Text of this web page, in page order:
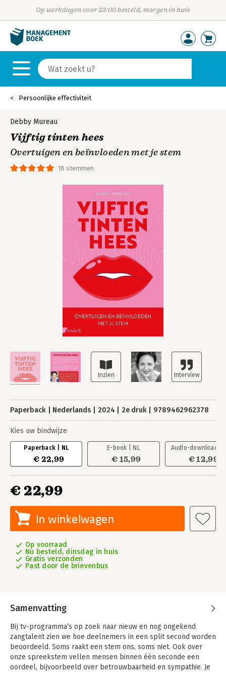
Op werkdagen voor 23:00 besteld, morgen in huis
Persoonlijke effectiviteit
18 stemmen
Debby Mureau
Vijftig tinten hees
Overtuigen en beïnvloeden met je stem
Paperback Nederlands 2024 2e druk 9789462962378
Kies uw bindwijze
Paperback | NL
€ 22,99
E-book | NL
€ 15,99
Audio-download |
€ 12,99
€ 22,99
In winkelwagen
Op voorraad
Nu besteld, dinsdag in huis
Gratis verzonden
Past door de brievenbus
Samenvatting
Bij tv-programma’s op zoek naar nieuw en nog ongekend
zangtalent zien we hoe deelnemers in een split second worden
beoordeeld. Soms raakt een stem ons, soms niet. Ook over
onze spreekstem vellen mensen binnen één seconde een
oordeel, bijvoorbeeld over betrouwbaarheid en sympathie. Je